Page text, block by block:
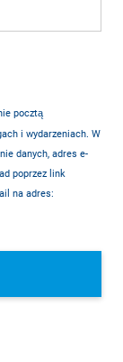
pocztą
i wydarzeniach. W
danych, adres e-
poprzez link
na adres: